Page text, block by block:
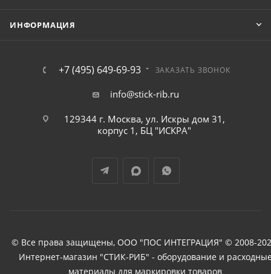
ИНФОРМАЦИЯ
+7 (495) 649-69-93 ЗАКАЗАТЬ ЗВОНОК
info@stick-rib.ru
129344 г. Москва, ул. Искры дом 31,
корпус 1, БЦ "ИСКРА"
© Все права защищены, ООО "ПОС ИНТЕГРАЦИЯ" © 2008-
Интернет-магазин "СТИК-РИБ" - оборудование и
материалы для маркировки товаров